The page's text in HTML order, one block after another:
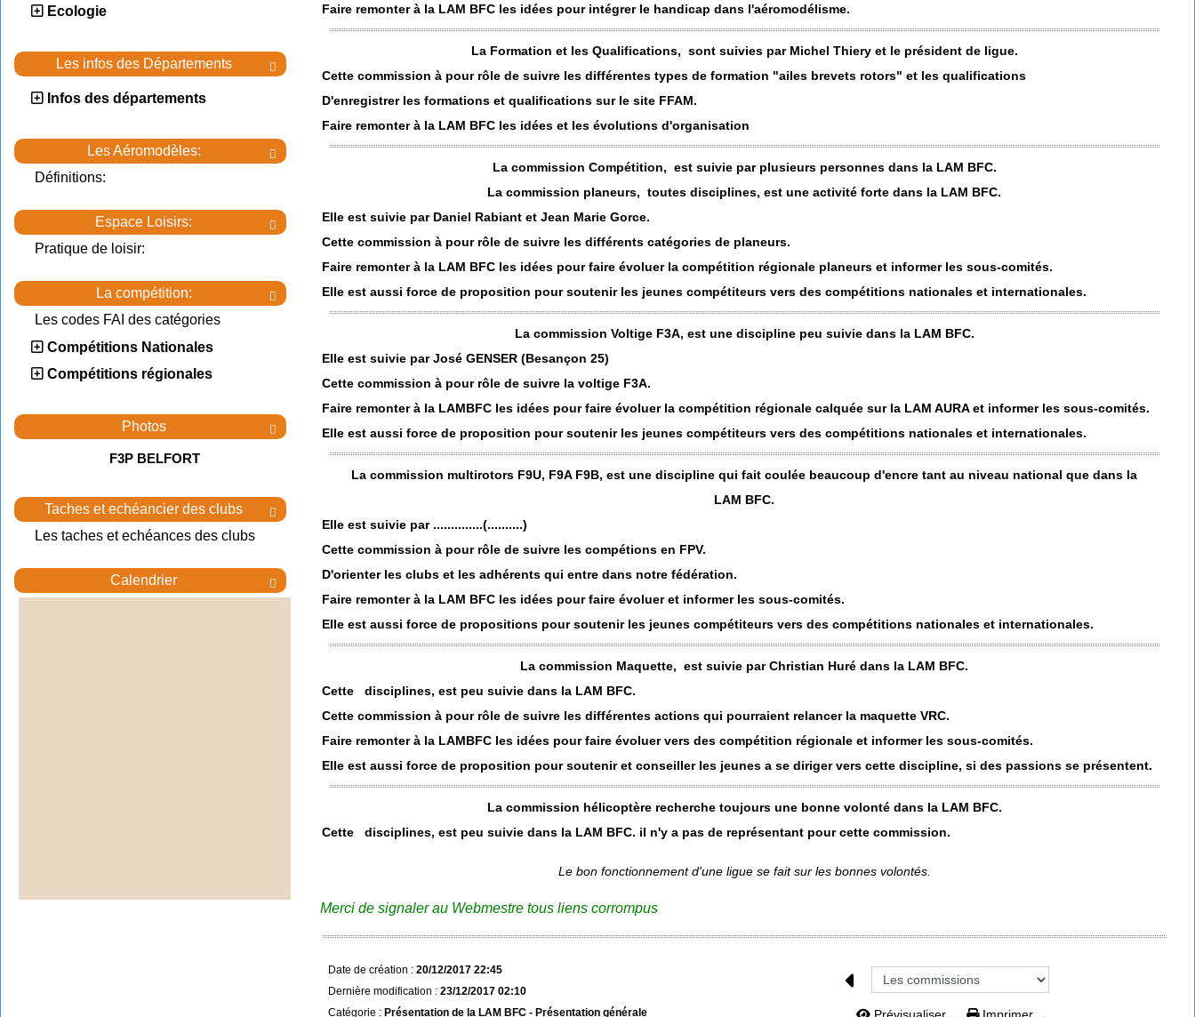
Ecologie

Les infos des Départements
Infos des départements

Les Aéromodèles:
Définitions:

Espace Loisirs:
Pratique de loisir:

La compétition:
Les codes FAI des catégories
Compétitions Nationales
Compétitions régionales

Photos
F3P BELFORT

Taches et echéancier des clubs
Les taches et echéances des clubs

Calendrier
Faire remonter à la LAM BFC les idées pour intégrer le handicap dans l'aéromodélisme.
La Formation et les Qualifications, sont suivies par Michel Thiery et le président de ligue.
Cette commission à pour rôle de suivre les différentes types de formation "ailes brevets rotors" et les qualifications
D'enregistrer les formations et qualifications sur le site FFAM.
Faire remonter à la LAM BFC les idées et les évolutions d'organisation
La commission Compétition, est suivie par plusieurs personnes dans la LAM BFC.
La commission planeurs, toutes disciplines, est une activité forte dans la LAM BFC.
Elle est suivie par Daniel Rabiant et Jean Marie Gorce.
Cette commission à pour rôle de suivre les différents catégories de planeurs.
Faire remonter à la LAM BFC les idées pour faire évoluer la compétition régionale planeurs et informer les sous-comités.
Elle est aussi force de proposition pour soutenir les jeunes compétiteurs vers des compétitions nationales et internationales.
La commission Voltige F3A, est une discipline peu suivie dans la LAM BFC.
Elle est suivie par José GENSER (Besançon 25)
Cette commission à pour rôle de suivre la voltige F3A.
Faire remonter à la LAMBFC les idées pour faire évoluer la compétition régionale calquée sur la LAM AURA et informer les sous-comités.
Elle est aussi force de proposition pour soutenir les jeunes compétiteurs vers des compétitions nationales et internationales.
La commission multirotors F9U, F9A F9B, est une discipline qui fait coulée beaucoup d'encre tant au niveau national que dans la
LAM BFC.
Elle est suivie par ..............(..........)
Cette commission à pour rôle de suivre les compétions en FPV.
D'orienter les clubs et les adhérents qui entre dans notre fédération.
Faire remonter à la LAM BFC les idées pour faire évoluer et informer les sous-comités.
Elle est aussi force de propositions pour soutenir les jeunes compétiteurs vers des compétitions nationales et internationales.
La commission Maquette, est suivie par Christian Huré dans la LAM BFC.
Cette disciplines, est peu suivie dans la LAM BFC.
Cette commission à pour rôle de suivre les différentes actions qui pourraient relancer la maquette VRC.
Faire remonter à la LAMBFC les idées pour faire évoluer vers des compétition régionale et informer les sous-comités.
Elle est aussi force de proposition pour soutenir et conseiller les jeunes a se diriger vers cette discipline, si des passions se présentent.
La commission hélicoptère recherche toujours une bonne volonté dans la LAM BFC.
Cette disciplines, est peu suivie dans la LAM BFC. il n'y a pas de représentant pour cette commission.
Le bon fonctionnement d'une ligue se fait sur les bonnes volontés.
Merci de signaler au Webmestre tous liens corrompus
Date de création : 20/12/2017 22:45
Dernière modification : 23/12/2017 02:10
Catégorie : Présentation de la LAM BFC - Présentation générale